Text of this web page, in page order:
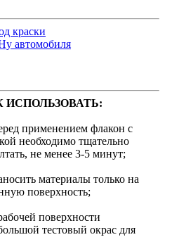
краски
автомобиля
ИСПОЛЬЗОВАТЬ:
применением флакон с
необходимо тщательно
не менее 3-5 минут;
материалы только на
поверхность;
поверхности
тестовый окрас для